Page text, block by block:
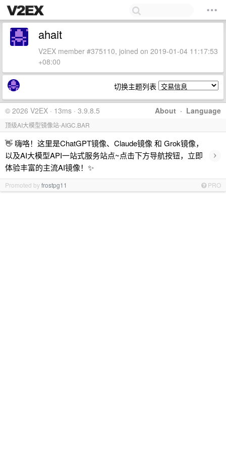
ahait
V2EX member #375110, joined on 2019-01-04 11:17:53
+08:00
切换主题列表
About · Language
© 2026 V2EX · 13ms · 3.9.8.5
顶级AI大模型镜像站-AIGC.BAR
👋 嗨咯！这里是ChatGPT镜像、Claude镜像 和 Grok镜像，
以及AI大模型API一站式服务站点~点击下方导航按钮，立即
体验丰富的主流AI镜像！✨
›
Promoted byfrostpg11 PRO